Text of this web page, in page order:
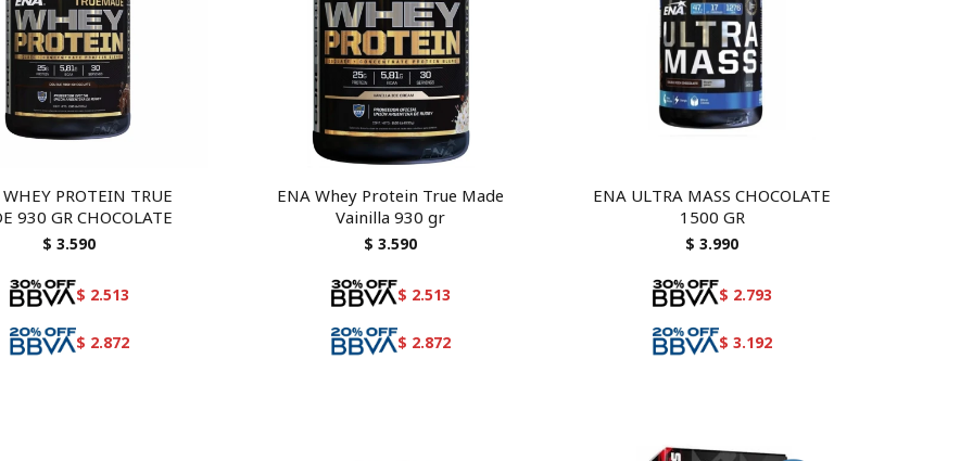
PROTEIN TRUE
930 GR CHOCOLATE
$ 3.590
$ 2.513
$ 2.872
ENA Whey Protein True Made
Vainilla 930 gr
$ 3.590
$ 2.513
$ 2.872
ENA ULTRA MASS CHOCOLATE
1500 GR
$ 3.990
$ 2.793
$ 3.192